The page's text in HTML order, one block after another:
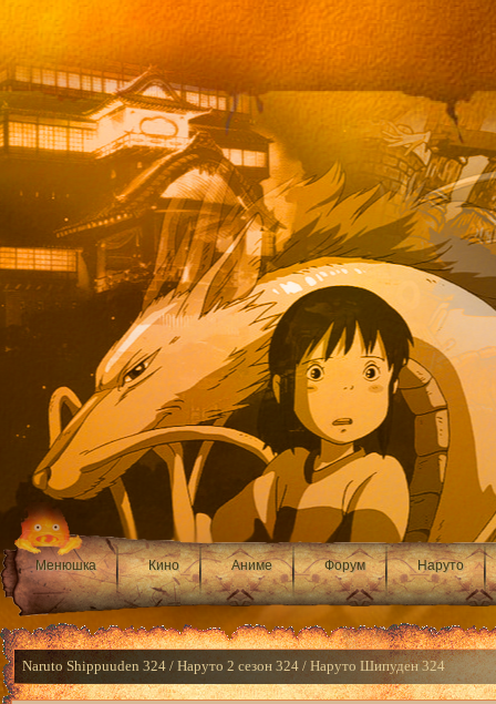
Менюшка Кино Аниме Форум Наруто
Naruto Shippuuden 324 / Наруто 2 сезон 324 / Наруто Шипуден 324